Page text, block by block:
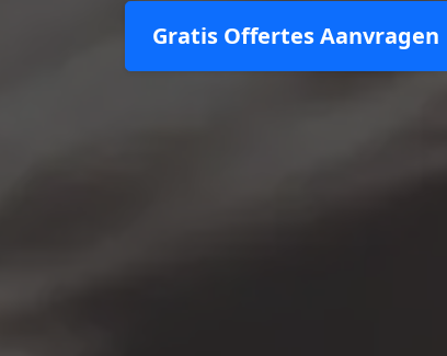
Gratis Offertes Aanvragen